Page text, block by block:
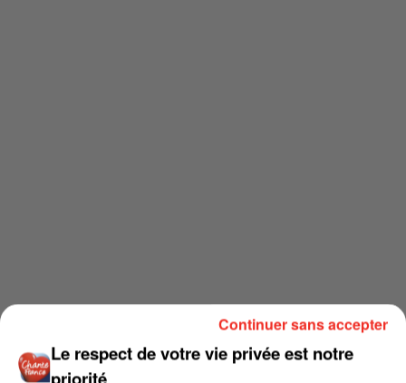
Le respect de votre vie privée est notre
priorité
Continuer sans accepter